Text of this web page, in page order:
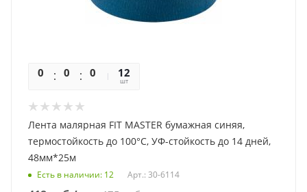
0 0 0 0
12
шт
Лента малярная FIT MASTER бумажная синяя,
термостойкость до 100°С, УФ-стойкость до 14 дней,
48мм*25м
Есть в наличии: 12 Арт.: 30-6114